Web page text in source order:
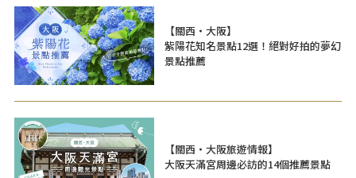
【關西・大阪】
紫陽花知名景點12選！絕對好拍的夢幻
景點推薦
【關西・大阪旅遊情報】
大阪天滿宮周邊必訪的14個推薦景點